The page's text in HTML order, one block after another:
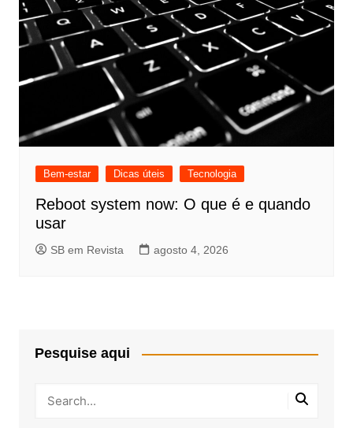
Bem-estar Dicas úteis Tecnologia
Reboot system now: O que é e quando
usar
SB em Revista agosto 4, 2026
Pesquise aqui